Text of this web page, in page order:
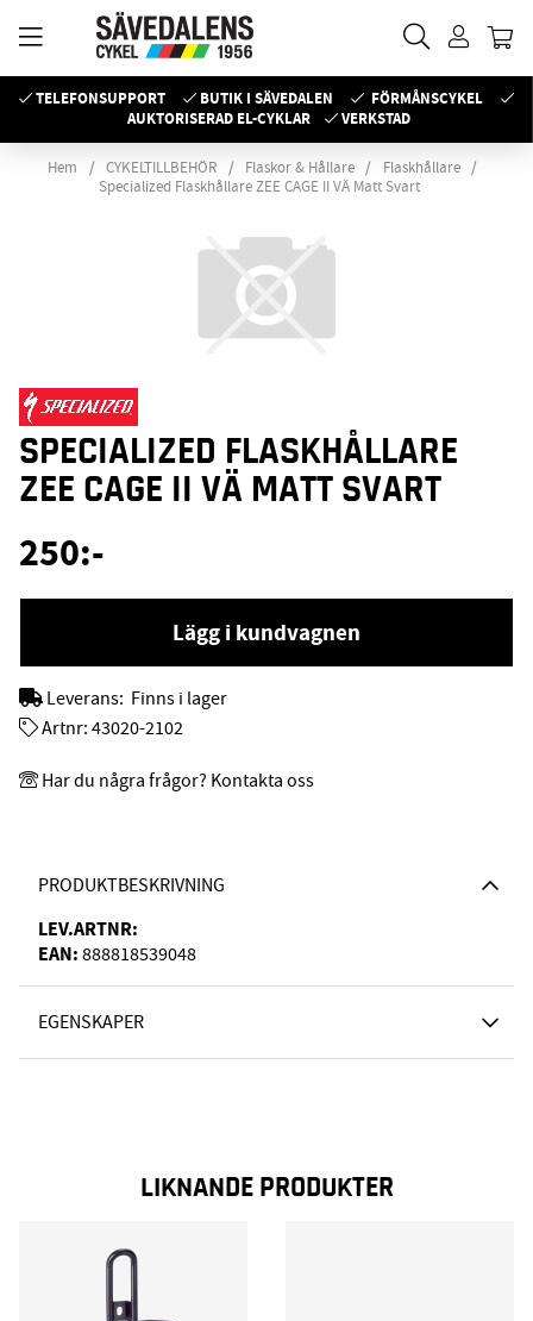
TELEFONSUPPORT BUTIK I SÄVEDALEN
FÖRMÅNSCYKEL
AUKTORISERAD EL-CYKLAR
VERKSTAD
Hem CYKELTILLBEHÖR Flaskor & Hållare
Flaskhållare
Specialized Flaskhållare ZEE CAGE II VÄ Matt Svart
PRODUKTBESKRIVNING
LEV.ARTNR:
EAN: 888818539048
EGENSKAPER
SPECIALIZED FLASKHÅLLARE
ZEE CAGE II VÄ MATT SVART
250:-
Lägg i kundvagnen
Leverans: Finns i lager
Artnr: 43020-2102
Har du några frågor? Kontakta oss
LIKNANDE PRODUKTER